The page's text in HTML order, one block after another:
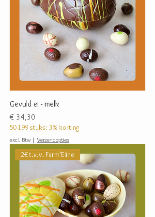
Gevuld ei - melk
Prijs
€ 34,30
50-199 stuks: 3% korting
excl. Btw | Verzendopties
2€ t.v.v. Ferm'Eline